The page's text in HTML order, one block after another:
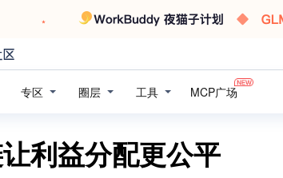
专区 圈层 工具 MCP广场
利益分配更公平